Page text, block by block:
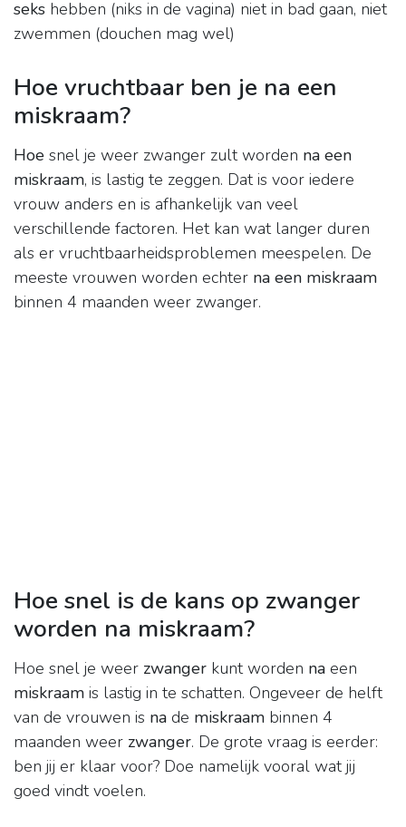
seks hebben (niks in de vagina) niet in bad gaan, niet
zwemmen (douchen mag wel)
Hoe vruchtbaar ben je na een
miskraam?
Hoe snel je weer zwanger zult worden na een
miskraam, is lastig te zeggen. Dat is voor iedere
vrouw anders en is afhankelijk van veel
verschillende factoren. Het kan wat langer duren
als er vruchtbaarheidsproblemen meespelen. De
meeste vrouwen worden echter na een miskraam
binnen 4 maanden weer zwanger.
Hoe snel is de kans op zwanger
worden na miskraam?
Hoe snel je weer zwanger kunt worden na een
miskraam is lastig in te schatten. Ongeveer de helft
van de vrouwen is na de miskraam binnen 4
maanden weer zwanger. De grote vraag is eerder:
ben jij er klaar voor? Doe namelijk vooral wat jij
goed vindt voelen.